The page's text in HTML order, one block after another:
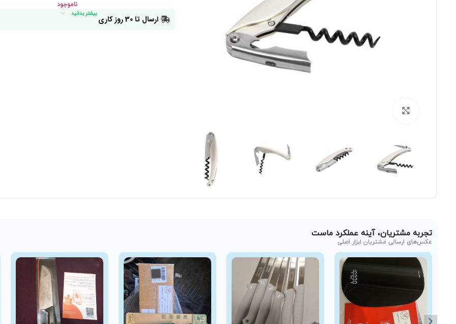
ناموجود
ارسال تا 30 روز کاری
بیشتر بدانید
تجربه مشتریان، آینه عملکرد ماست
عکس‌های ارسالی مشتریان ابزار اصلی